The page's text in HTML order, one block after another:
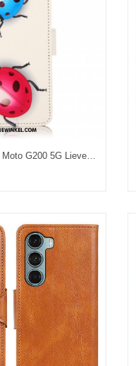
Leren Hoesje voor Moto G200 5G Lieveheersbeestjes